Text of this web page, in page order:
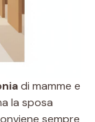
di mamme e
la sposa
sempre